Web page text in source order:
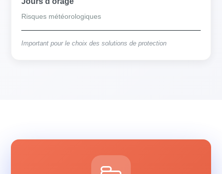
Risques météorologiques
Important pour le choix des solutions de protection